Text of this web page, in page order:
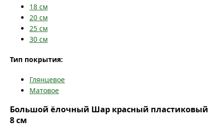
18 см
20 см
25 см
30 см
Тип покрытия:
Глянцевое
Матовое
Большой ёлочный Шар красный пластиковый
8 см